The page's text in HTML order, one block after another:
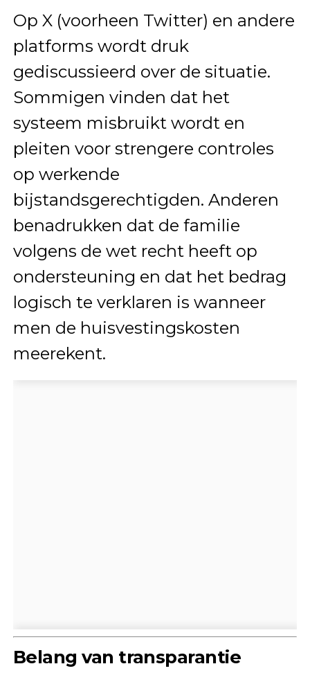
Op X (voorheen Twitter) en andere
platforms wordt druk
gediscussieerd over de situatie.
Sommigen vinden dat het
systeem misbruikt wordt en
pleiten voor strengere controles
op werkende
bijstandsgerechtigden. Anderen
benadrukken dat de familie
volgens de wet recht heeft op
ondersteuning en dat het bedrag
logisch te verklaren is wanneer
men de huisvestingskosten
meerekent.
Belang van transparantie